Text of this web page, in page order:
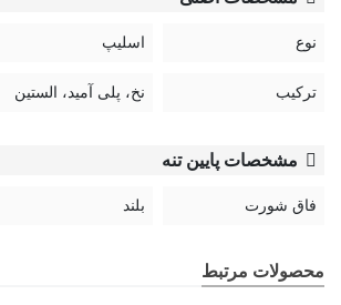
نوع اسلیپ
ترکیب نخ، پلی آمید، الستین
مشخصات پایین تنه
فاق شورت بلند
محصولات مرتبط